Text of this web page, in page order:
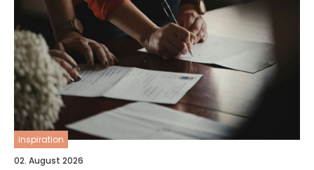
inspiration
02. August 2026